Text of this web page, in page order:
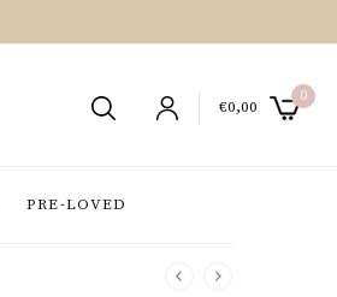
€0,00
0
PRE-LOVED